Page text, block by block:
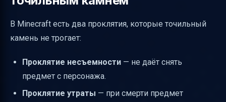
В Minecraft есть два проклятия, которые точильный
камень не трогает:
Проклятие несъемности — не даёт снять
предмет с персонажа.
Проклятие утраты — при смерти предмет